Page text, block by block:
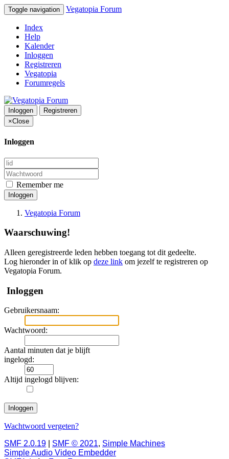
Toggle navigation Vegatopia Forum
Index
Help
Kalender
Inloggen
Registreren
Vegatopia
Forumregels
Inloggen
Registreren
×Close
Inloggen
Remember me
Inloggen
Vegatopia Forum
Waarschuwing!
Alleen geregistreerde leden hebben toegang tot dit gedeelte.
Log hieronder in of klik op deze link om jezelf te registreren op
Vegatopia Forum.
Inloggen
Gebruikersnaam:
Wachtwoord:
Aantal minuten dat je blijft
ingelogd:
Altijd ingelogd blijven:
Wachtwoord vergeten?
SMF 2.0.19
SMF © 2021, Simple Machines
Simple Audio Video Embedder